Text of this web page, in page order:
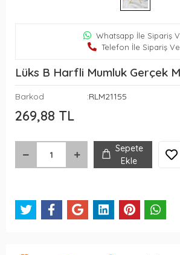
Whatsapp İle Sipariş
Telefon İle Sipariş
Lüks B Harfli Mumluk Gerçek
Barkod :RLM21155
269,88 TL
Sepete
Ekle